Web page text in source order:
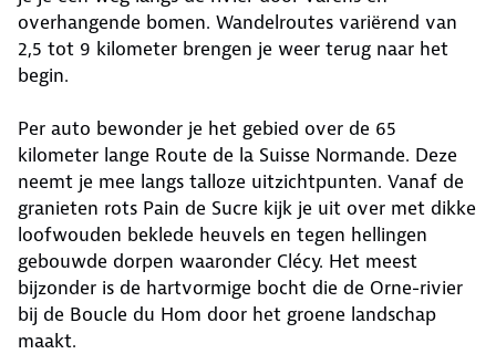
overhangende bomen. Wandelroutes variërend van
2,5 tot 9 kilometer brengen je weer terug naar het
begin.
Per auto bewonder je het gebied over de 65
kilometer lange Route de la Suisse Normande. Deze
neemt je mee langs talloze uitzichtpunten. Vanaf de
granieten rots Pain de Sucre kijk je uit over met dikke
loofwouden beklede heuvels en tegen hellingen
gebouwde dorpen waaronder Clécy. Het meest
bijzonder is de hartvormige bocht die de Orne-rivier
bij de Boucle du Hom door het groene landschap
maakt.